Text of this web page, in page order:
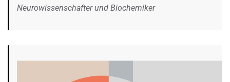
Neurowissenschafter und Biochemiker